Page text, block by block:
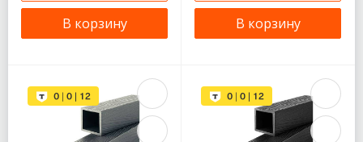
В корзину В корзину